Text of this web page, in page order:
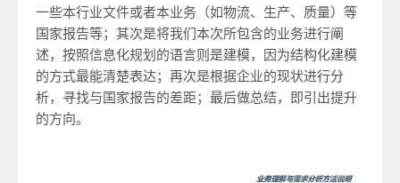
一些本行业文件或者本业务（如物流、生产、质量）等
国家报告等；其次是将我们本次所包含的业务进行阐
述，按照信息化规划的语言则是建模，因为结构化建模
的方式最能清楚表达；再次是根据企业的现状进行分
析，寻找与国家报告的差距；最后做总结，即引出提升
的方向。